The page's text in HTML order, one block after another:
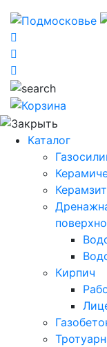
Каталог
Кирпич